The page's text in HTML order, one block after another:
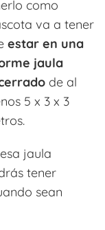
como
va a tener
estar en una
jaula
de al
5 x 3 x 3
jaula
tener
sean